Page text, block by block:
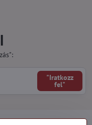
"Iratkozz
fel"